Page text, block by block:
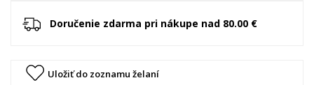
Doručenie zdarma pri nákupe nad 80.00 €
Uložiť do zoznamu želaní